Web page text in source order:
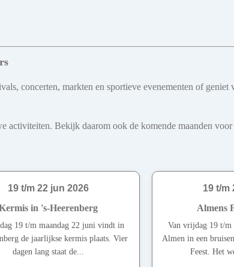
concerten, markten en sportieve evenementen of
activiteiten. Bekijk daarom ook de komende maanden
19 t/m 22 jun 2026
in 's-Heerenberg
19 t/m maandag 22 juni vindt in
de jaarlijkse kermis plaats. Vier
dagen lang staat de...
19 t/m
Almens
Van vrijdag 19 t/m
Almen in een
Feest. Het